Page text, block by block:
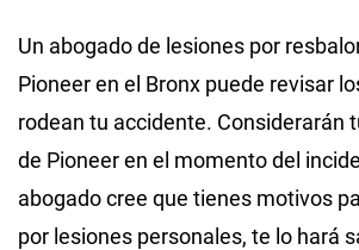
Un abogado de lesiones por
Pioneer en el Bronx puede revisar
rodean tu accidente. Considerarán
de Pioneer en el momento del
abogado cree que tienes motivos
por lesiones personales, te lo hará